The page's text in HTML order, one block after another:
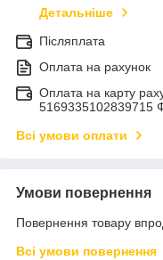
Детальніше
Післяплата
Оплата на рахунок
Оплата на карту
Всі умови оплати
Умови повернення
Повернення товару
Всі умови повернення